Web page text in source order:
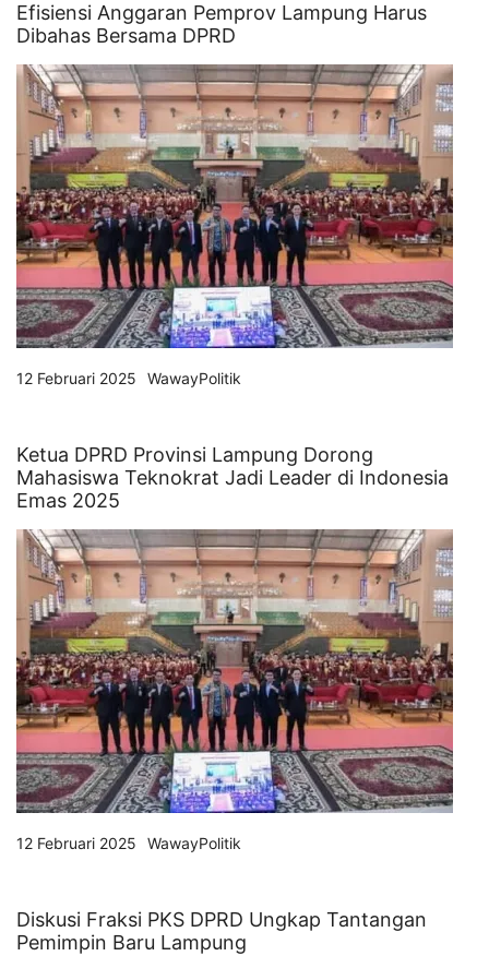
Efisiensi Anggaran Pemprov Lampung Harus
Dibahas Bersama DPRD
12 Februari 2025 WawayPolitik
Ketua DPRD Provinsi Lampung Dorong
Mahasiswa Teknokrat Jadi Leader di Indonesia
Emas 2025
12 Februari 2025 WawayPolitik
Diskusi Fraksi PKS DPRD Ungkap Tantangan
Pemimpin Baru Lampung